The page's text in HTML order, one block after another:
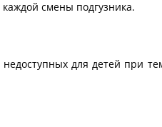
смены подгузника.
для детей при